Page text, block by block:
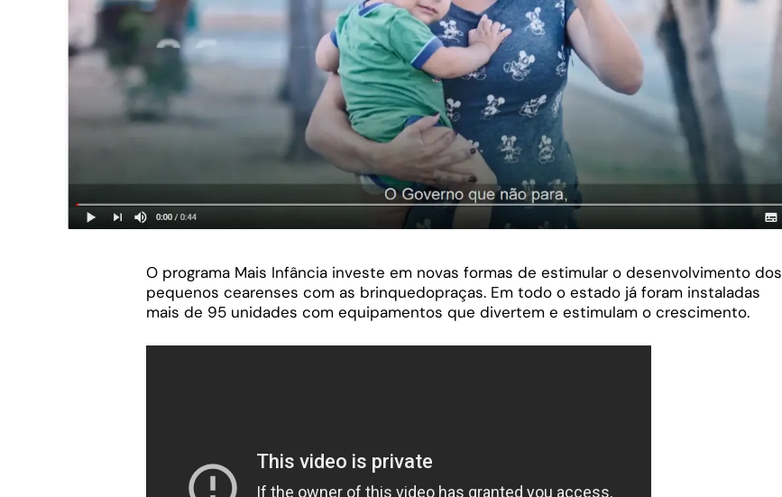
O programa Mais Infância investe em novas formas de estimular o desenvolvimento dos
pequenos cearenses com as brinquedopraças. Em todo o estado já foram instaladas
mais de 95 unidades com equipamentos que divertem e estimulam o crescimento.